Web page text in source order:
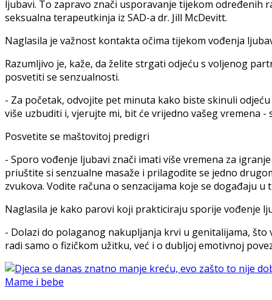
ljubavi. To zapravo znači usporavanje tijekom
seksualna terapeutkinja iz SAD-a dr. Jill McDevitt.
Naglasila je važnost kontakta očima tijekom vođenja
Razumljivo je, kaže, da želite strgati odjeću s voljenog
posvetiti se senzualnosti.
- Za početak, odvojite pet minuta kako biste skinuli
više uzbuditi i, vjerujte mi, bit će vrijedno vašeg vremena -
Posvetite se maštovitoj predigri
- Sporo vođenje ljubavi znači imati više vremena za
priuštite si senzualne masaže i prilagodite se jedno
zvukova. Vodite računa o senzacijama koje se događaju
Naglasila je kako parovi koji prakticiraju sporije vođenje
- Dolazi do polaganog nakupljanja krvi u genitalijama,
radi samo o fizičkom užitku, već i o dubljoj emotivnoj
Mame i bebe